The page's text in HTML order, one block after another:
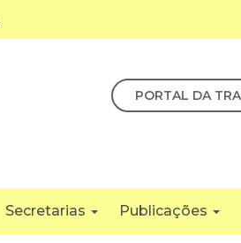
PORTAL DA
Secretarias Publicações